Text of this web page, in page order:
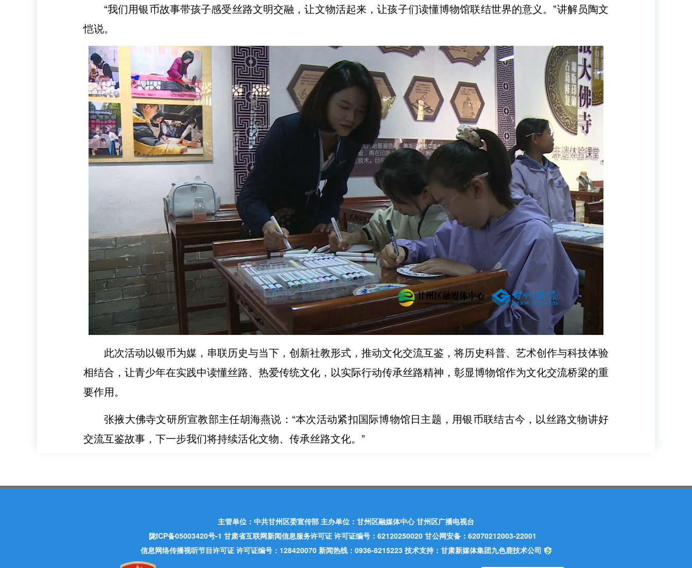
“我们用银币故事带孩子感受丝路文明交融，让文物活起来，让孩子们读懂博物馆联结世界的意义。”讲解员陶文
恺说。
此次活动以银币为媒，串联历史与当下，创新社教形式，推动文化交流互鉴，将历史科普、艺术创作与科技体验
相结合，让青少年在实践中读懂丝路、热爱传统文化，以实际行动传承丝路精神，彰显博物馆作为文化交流桥梁的重
要作用。
张掖大佛寺文研所宣教部主任胡海燕说：“本次活动紧扣国际博物馆日主题，用银币联结古今，以丝路文物讲好
交流互鉴故事，下一步我们将持续活化文物、传承丝路文化。”
主管单位：中共甘州区委宣传部 主办单位：甘州区融媒体中心 甘州区广播电视台
陇ICP备05003420号-1 甘肃省互联网新闻信息服务许可证 许可证编号：62120250020 甘公网安备：62070212003-22001
信息网络传播视听节目许可证 许可证编号：128420070 新闻热线：0936-8215223 技术支持：甘肃新媒体集团九色鹿技术公司